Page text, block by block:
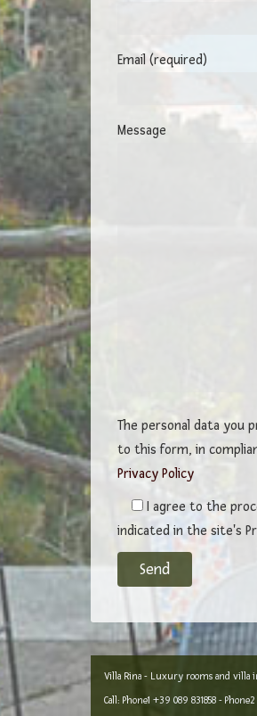
Email (required)
Message
The personal data you
to this form, in
Privacy Policy
I agree to the
indicated in the site's
Villa Rina - Luxury rooms and villa
Call: Phone1 +39 089 831858 - Phone2